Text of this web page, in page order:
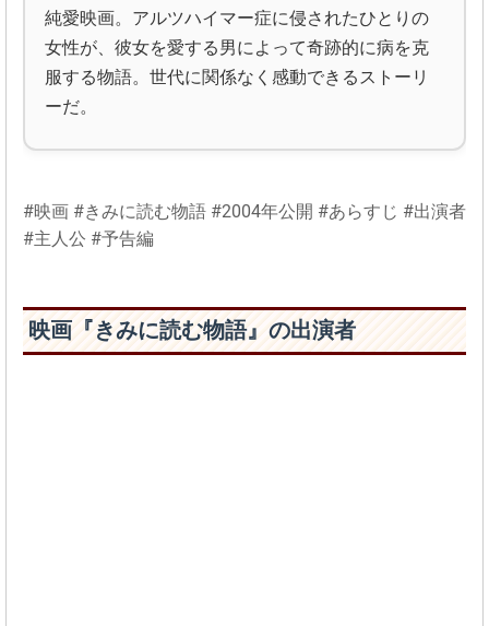
純愛映画。アルツハイマー症に侵されたひとりの
女性が、彼女を愛する男によって奇跡的に病を克
服する物語。世代に関係なく感動できるストーリ
ーだ。
#映画 #きみに読む物語 #2004年公開 #あらすじ #出演者
#主人公 #予告編
映画『きみに読む物語』の出演者